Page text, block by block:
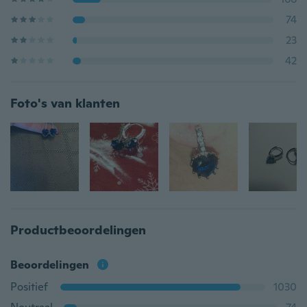
74
23
42
Foto's van klanten
Productbeoordelingen
Beoordelingen
Positief
1030